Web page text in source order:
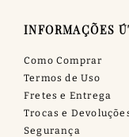
INFORMAÇÕES
Como Comprar
Termos de Uso
Fretes e Entrega
Trocas e
Segurança